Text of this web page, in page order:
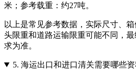
米；参考载重：约27吨。
以上是常见参考数据，实际尺寸、
头限重和道路运输限重可能不同，
求为准。
5. 海运出口和进口清关需要哪些资